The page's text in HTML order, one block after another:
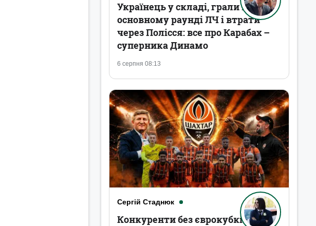
6 серпня 08:13
Українець у складі, грали в
основному раунді ЛЧ і втрати
через Полісся: все про Карабах –
суперника Динамо
Сергій Стаднюк
Конкуренти без єврокубків,